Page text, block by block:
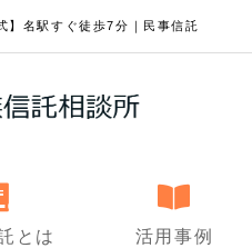
】名駅すぐ徒歩7分｜民事信託
とは 活用事例